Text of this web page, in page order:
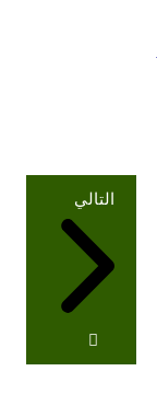
التالي